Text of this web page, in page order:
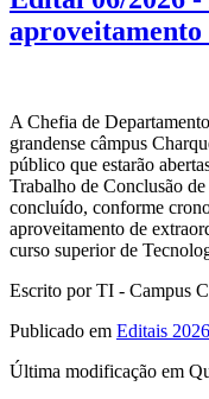
aproveitamento
A Chefia de
grandense câmpus
público que estarão
Trabalho de Conclusão
concluído, conforme
aproveitamento de
curso superior de
Escrito por TI - Campus
Publicado em Editais 2026
Última modificação em